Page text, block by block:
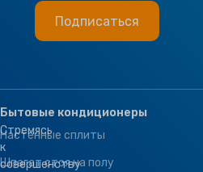
Стремясь
к
совершенству
Бытовые кондиционеры
Настенные сплиты
Шпагат стоя на полу